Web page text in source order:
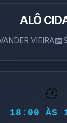
ALÔ
VIEIRA📅
🕐
18:00 ÀS